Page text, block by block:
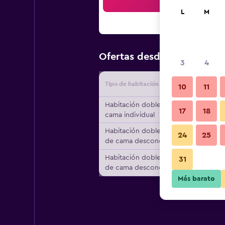
Ofertas desde Oferta
Tipo de habitación
Habitación doble, 1
cama individual
Habitación doble, tipo
de cama desconocido
Habitación doble, tipo
de cama desconocido
L M
3 4
10 11
17 18
24 25
31
Más barato